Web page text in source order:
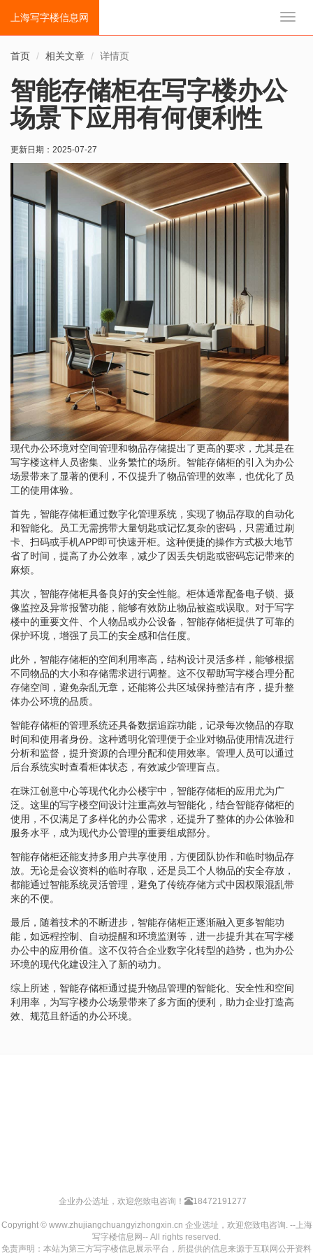
切
上海写字楼信息网
首页 相关文章 详情页
智能存储柜在写字楼办公
场景下应用有何便利性
更新日期： 2025-07-27
现代办公环境对空间管理和物品存储提出了更高的要求，尤其是在
写字楼这样人员密集、业务繁忙的场所。智能存储柜的引入为办公
场景带来了显著的便利，不仅提升了物品管理的效率，也优化了员
工的使用体验。
首先，智能存储柜通过数字化管理系统，实现了物品存取的自动化
和智能化。员工无需携带大量钥匙或记忆复杂的密码，只需通过刷
卡、扫码或手机APP即可快速开柜。这种便捷的操作方式极大地节
省了时间，提高了办公效率，减少了因丢失钥匙或密码忘记带来的
麻烦。
其次，智能存储柜具备良好的安全性能。柜体通常配备电子锁、摄
像监控及异常报警功能，能够有效防止物品被盗或误取。对于写字
楼中的重要文件、个人物品或办公设备，智能存储柜提供了可靠的
保护环境，增强了员工的安全感和信任度。
此外，智能存储柜的空间利用率高，结构设计灵活多样，能够根据
不同物品的大小和存储需求进行调整。这不仅帮助写字楼合理分配
存储空间，避免杂乱无章，还能将公共区域保持整洁有序，提升整
体办公环境的品质。
智能存储柜的管理系统还具备数据追踪功能，记录每次物品的存取
时间和使用者身份。这种透明化管理便于企业对物品使用情况进行
分析和监督，提升资源的合理分配和使用效率。管理人员可以通过
后台系统实时查看柜体状态，有效减少管理盲点。
在珠江创意中心等现代化办公楼宇中，智能存储柜的应用尤为广
泛。这里的写字楼空间设计注重高效与智能化，结合智能存储柜的
使用，不仅满足了多样化的办公需求，还提升了整体的办公体验和
服务水平，成为现代办公管理的重要组成部分。
智能存储柜还能支持多用户共享使用，方便团队协作和临时物品存
放。无论是会议资料的临时存取，还是员工个人物品的安全存放，
都能通过智能系统灵活管理，避免了传统存储方式中因权限混乱带
来的不便。
最后，随着技术的不断进步，智能存储柜正逐渐融入更多智能功
能，如远程控制、自动提醒和环境监测等，进一步提升其在写字楼
办公中的应用价值。这不仅符合企业数字化转型的趋势，也为办公
环境的现代化建设注入了新的动力。
综上所述，智能存储柜通过提升物品管理的智能化、安全性和空间
利用率，为写字楼办公场景带来了多方面的便利，助力企业打造高
效、规范且舒适的办公环境。
企业办公选址，欢迎您致电咨询！ 18472191277
Copyright © www.zhujiangchuangyizhongxin.cn 企业选址，欢迎您致电咨询. --上海
写字楼信息网-- All rights reserved.
免责声明：本站为第三方写字楼信息展示平台，所提供的信息来源于互联网公开资料